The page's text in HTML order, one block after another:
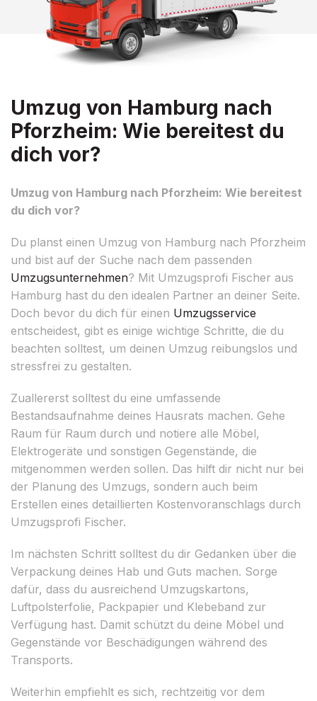
Umzug von Hamburg nach
Pforzheim: Wie bereitest du
dich vor?
Umzug von Hamburg nach Pforzheim: Wie bereitest
du dich vor?
Du planst einen Umzug von Hamburg nach Pforzheim
und bist auf der Suche nach dem passenden
Umzugsunternehmen? Mit Umzugsprofi Fischer aus
Hamburg hast du den idealen Partner an deiner Seite.
Doch bevor du dich für einen Umzugsservice
entscheidest, gibt es einige wichtige Schritte, die du
beachten solltest, um deinen Umzug reibungslos und
stressfrei zu gestalten.
Zuallererst solltest du eine umfassende
Bestandsaufnahme deines Hausrats machen. Gehe
Raum für Raum durch und notiere alle Möbel,
Elektrogeräte und sonstigen Gegenstände, die
mitgenommen werden sollen. Das hilft dir nicht nur bei
der Planung des Umzugs, sondern auch beim
Erstellen eines detaillierten Kostenvoranschlags durch
Umzugsprofi Fischer.
Im nächsten Schritt solltest du dir Gedanken über die
Verpackung deines Hab und Guts machen. Sorge
dafür, dass du ausreichend Umzugskartons,
Luftpolsterfolie, Packpapier und Klebeband zur
Verfügung hast. Damit schützt du deine Möbel und
Gegenstände vor Beschädigungen während des
Transports.
Weiterhin empfiehlt es sich, rechtzeitig vor dem